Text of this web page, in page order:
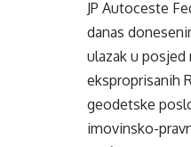
JP Autoceste
danas
ulazak u
eksproprisanih
geodetske
imovinsko-